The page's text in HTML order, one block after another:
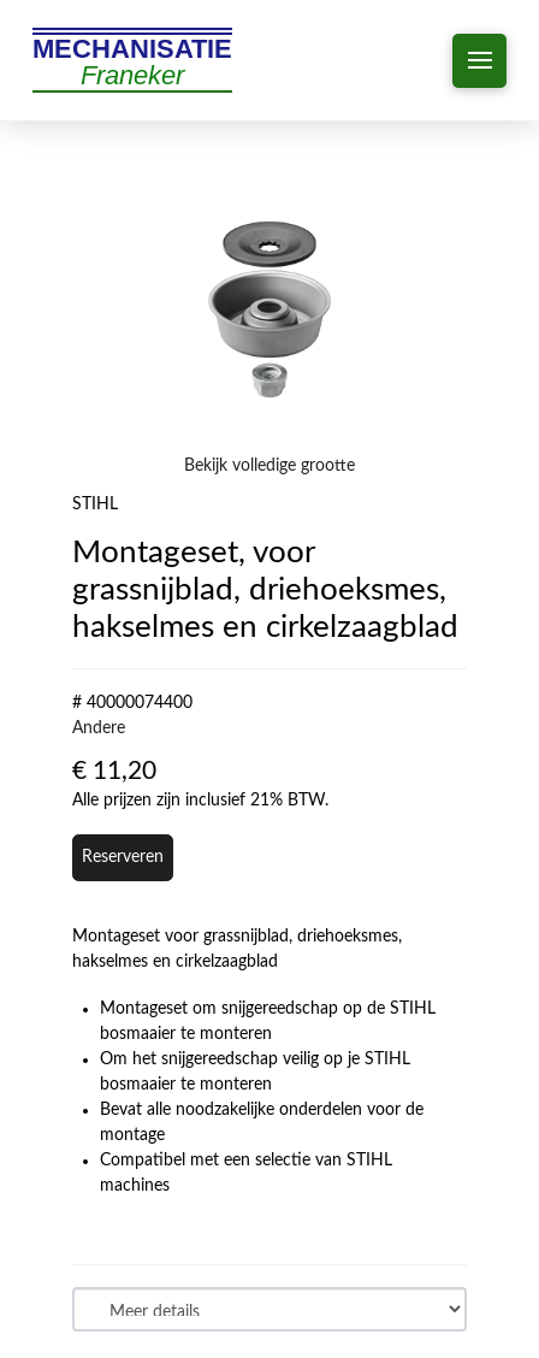
MECHANISATIE
Franeker
Bekijk volledige grootte
STIHL
Montageset, voor
grassnijblad, driehoeksmes,
hakselmes en cirkelzaagblad
# 40000074400
Andere
€ 11,20
Alle prijzen zijn inclusief 21% BTW.
Reserveren
Montageset voor grassnijblad, driehoeksmes,
hakselmes en cirkelzaagblad
Montageset om snijgereedschap op de STIHL
bosmaaier te monteren
Om het snijgereedschap veilig op je STIHL
bosmaaier te monteren
Bevat alle noodzakelijke onderdelen voor de
montage
Compatibel met een selectie van STIHL
machines